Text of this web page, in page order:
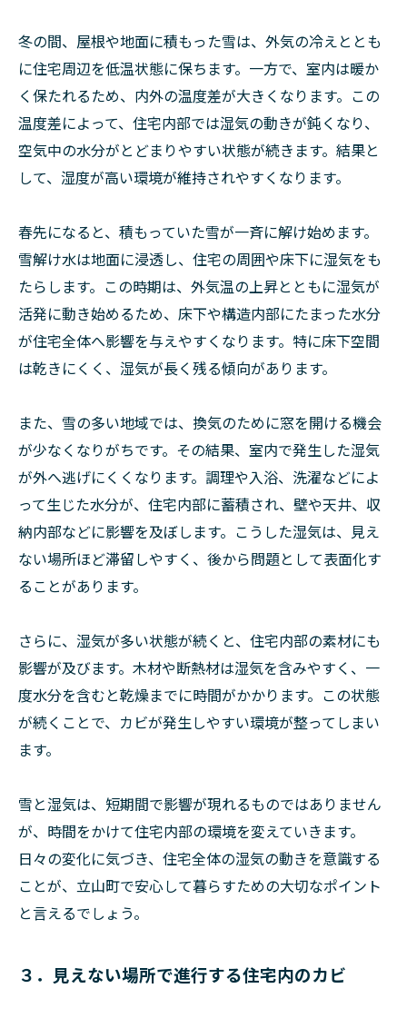
冬の間、屋根や地面に積もった雪は、外気の冷えととも
に住宅周辺を低温状態に保ちます。一方で、室内は暖か
く保たれるため、内外の温度差が大きくなります。この
温度差によって、住宅内部では湿気の動きが鈍くなり、
空気中の水分がとどまりやすい状態が続きます。結果と
して、湿度が高い環境が維持されやすくなります。
春先になると、積もっていた雪が一斉に解け始めます。
雪解け水は地面に浸透し、住宅の周囲や床下に湿気をも
たらします。この時期は、外気温の上昇とともに湿気が
活発に動き始めるため、床下や構造内部にたまった水分
が住宅全体へ影響を与えやすくなります。特に床下空間
は乾きにくく、湿気が長く残る傾向があります。
また、雪の多い地域では、換気のために窓を開ける機会
が少なくなりがちです。その結果、室内で発生した湿気
が外へ逃げにくくなります。調理や入浴、洗濯などによ
って生じた水分が、住宅内部に蓄積され、壁や天井、収
納内部などに影響を及ぼします。こうした湿気は、見え
ない場所ほど滞留しやすく、後から問題として表面化す
ることがあります。
さらに、湿気が多い状態が続くと、住宅内部の素材にも
影響が及びます。木材や断熱材は湿気を含みやすく、一
度水分を含むと乾燥までに時間がかかります。この状態
が続くことで、カビが発生しやすい環境が整ってしまい
ます。
雪と湿気は、短期間で影響が現れるものではありません
が、時間をかけて住宅内部の環境を変えていきます。
日々の変化に気づき、住宅全体の湿気の動きを意識する
ことが、立山町で安心して暮らすための大切なポイント
と言えるでしょう。
３．見えない場所で進行する住宅内のカビ